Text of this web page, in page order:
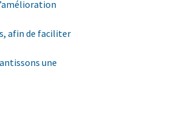
afin de faciliter
une